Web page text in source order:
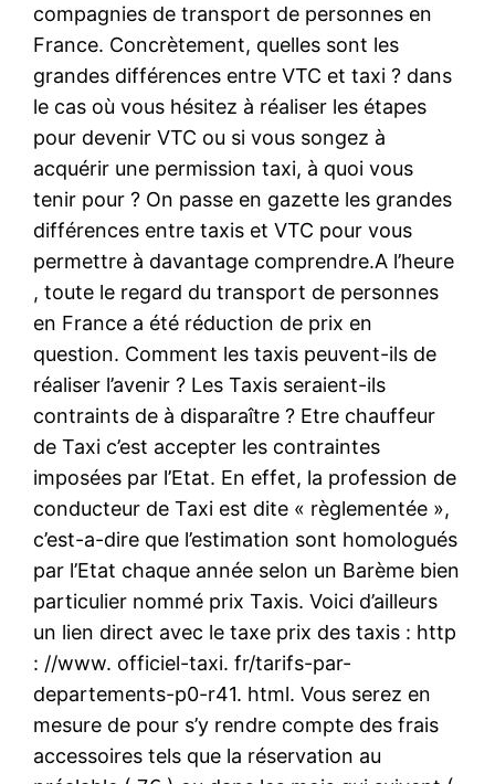
compagnies de transport de personnes en
France. Concrètement, quelles sont les
grandes différences entre VTC et taxi ? dans
le cas où vous hésitez à réaliser les étapes
pour devenir VTC ou si vous songez à
acquérir une permission taxi, à quoi vous
tenir pour ? On passe en gazette les grandes
différences entre taxis et VTC pour vous
permettre à davantage comprendre.A l’heure
, toute le regard du transport de personnes
en France a été réduction de prix en
question. Comment les taxis peuvent-ils de
réaliser l’avenir ? Les Taxis seraient-ils
contraints de à disparaître ? Etre chauffeur
de Taxi c’est accepter les contraintes
imposées par l’Etat. En effet, la profession de
conducteur de Taxi est dite « règlementée »,
c’est-a-dire que l’estimation sont homologués
par l’Etat chaque année selon un Barème bien
particulier nommé prix Taxis. Voici d’ailleurs
un lien direct avec le taxe prix des taxis : http
: //www. officiel-taxi. fr/tarifs-par-
departements-p0-r41. html. Vous serez en
mesure de pour s’y rendre compte des frais
accessoires tels que la réservation au